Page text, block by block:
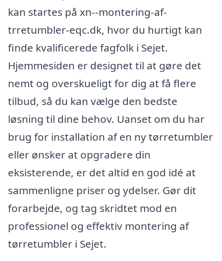
kan startes på xn--montering-af-
trretumbler-eqc.dk, hvor du hurtigt kan
finde kvalificerede fagfolk i Sejet.
Hjemmesiden er designet til at gøre det
nemt og overskueligt for dig at få flere
tilbud, så du kan vælge den bedste
løsning til dine behov. Uanset om du har
brug for installation af en ny tørretumbler
eller ønsker at opgradere din
eksisterende, er det altid en god idé at
sammenligne priser og ydelser. Gør dit
forarbejde, og tag skridtet mod en
professionel og effektiv montering af
tørretumbler i Sejet.